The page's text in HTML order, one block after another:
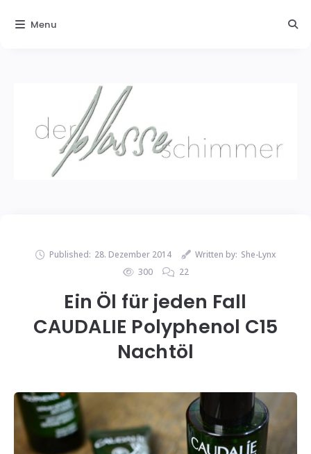
Published: 28. Dezember 2014 Written by: She-Lynx
300
22
Ein Öl für jeden Fall
CAUDALIE Polyphenol C15
Nachtöl
Menu